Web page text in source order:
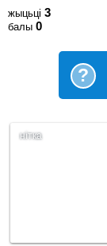
жыцьці 3
балы 0
?
нітка